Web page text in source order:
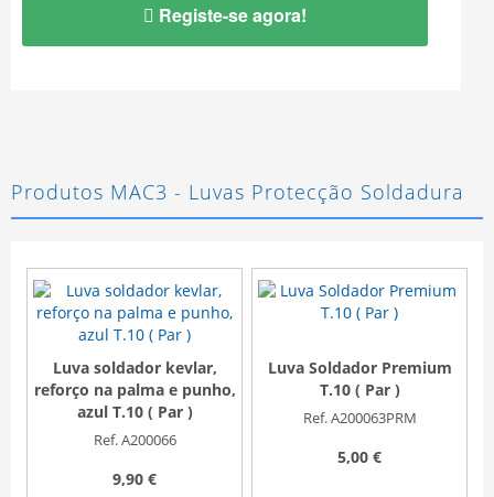
Registe-se agora!
Produtos MAC3 - Luvas Protecção Soldadura
Luva soldador kevlar,
reforço na palma e punho,
azul T.10 ( Par )
Ref. A200066
9,90 €
Luva Soldador Premium
T.10 ( Par )
Ref. A200063PRM
5,00 €